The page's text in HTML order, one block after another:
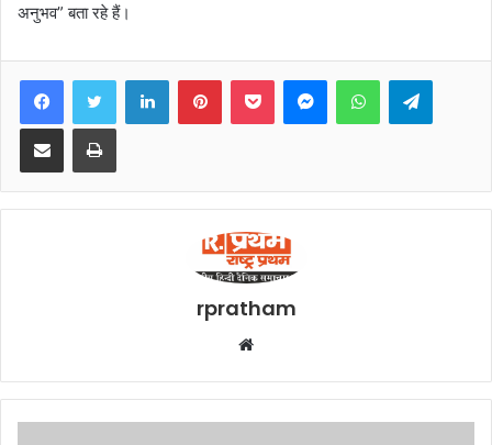
अनुभव” बता रहे हैं।
rpratham
b
s